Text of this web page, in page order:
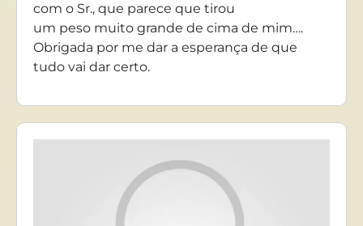
com o Sr., que parece que tirou
um peso muito grande de cima de mim….
Obrigada por me dar a esperança de que
tudo vai dar certo.